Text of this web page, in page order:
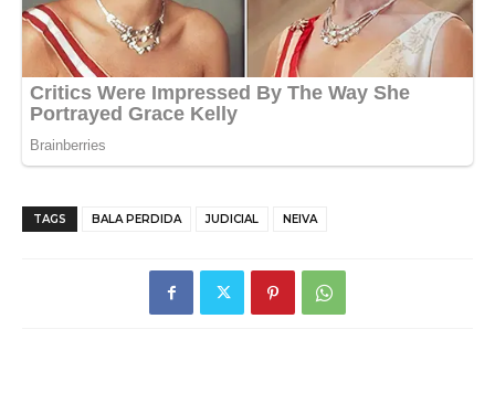
TAGS BALA PERDIDA JUDICIAL NEIVA